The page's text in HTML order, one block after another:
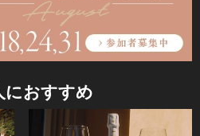
におすすめ